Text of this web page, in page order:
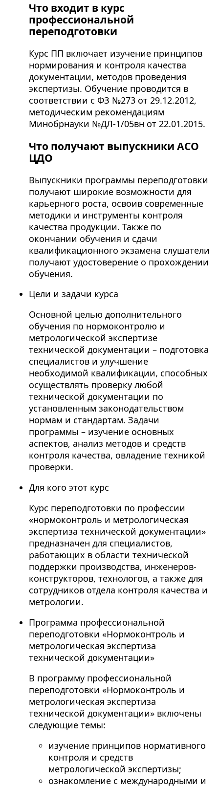
Что входит в курс
профессиональной
переподготовки
Курс ПП включает изучение принципов
нормирования и контроля качества
документации, методов проведения
экспертизы. Обучение проводится в
соответствии с ФЗ №273 от 29.12.2012,
методическим рекомендациям
Минобрнауки №ДЛ-1/05вн от 22.01.2015.
Что получают выпускники АСО
ЦДО
Выпускники программы переподготовки
получают широкие возможности для
карьерного роста, освоив современные
методики и инструменты контроля
качества продукции. Также по
окончании обучения и сдачи
квалификационного экзамена слушатели
получают удостоверение о прохождении
обучения.
Цели и задачи курса
Основной целью дополнительного
обучения по нормоконтролю и
метрологической экспертизе
технической документации – подготовка
специалистов и улучшение
необходимой квалификации, способных
осуществлять проверку любой
технической документации по
установленным законодательством
нормам и стандартам. Задачи
программы – изучение основных
аспектов, анализ методов и средств
контроля качества, овладение техникой
проверки.
Для кого этот курс
Курс переподготовки по профессии
«нормоконтроль и метрологическая
экспертиза технической документации»
предназначен для специалистов,
работающих в области технической
поддержки производства, инженеров-
конструкторов, технологов, а также для
сотрудников отдела контроля качества и
метрологии.
Программа профессиональной
переподготовки «Нормоконтроль и
метрологическая экспертиза
технической документации»
В программу профессиональной
переподготовки «Нормоконтроль и
метрологическая экспертиза
технической документации» включены
следующие темы:
изучение принципов нормативного
контроля и средств
метрологической экспертизы;
ознакомление с международными и